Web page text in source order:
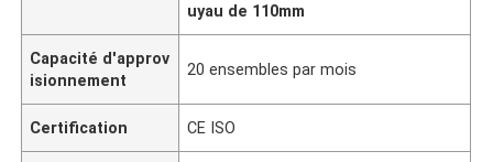
uyau de 110mm
Capacité d'approv
isionnement
20 ensembles par mois
Certification CE ISO